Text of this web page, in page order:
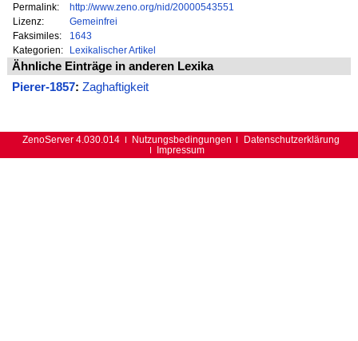
Permalink:
http://www.zeno.org/nid/20000543551
Lizenz:
Gemeinfrei
Faksimiles:
1643
Kategorien:
Lexikalischer Artikel
Ähnliche Einträge in anderen Lexika
Pierer-1857: Zaghaftigkeit
ZenoServer 4.030.014 Nutzungsbedingungen
Datenschutzerklärung
Impressum